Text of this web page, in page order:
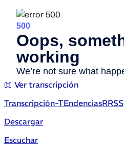
📖 Ver transcripción
Transcripción-TEndenciasRRSS
Descargar
Escuchar